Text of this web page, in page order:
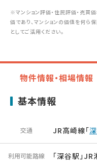
※マンション評価・住民評価・売買
価であり、マンションの価値を何ら
としてご活用ください。
物件情報・相場情報
基本情報
交通 JR高崎線「
利用可能路線 「深谷駅」